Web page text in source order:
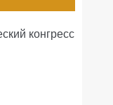
конгресс